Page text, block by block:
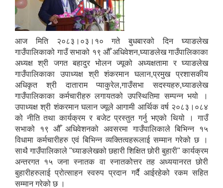
आज मिति २०८३।०३।१० गते बुधबारको दिन घ्याङलेख
गाउँपालिकाको गाउँ सभाको १९ औँ अधिवेशन,घ्याङलेख गाउँपालिकाका
अध्यक्ष श्री जगत बहादुर भोलन ज्यूको अध्यक्षतामा र घ्याङलेख
गाउँपालिकाका उपाध्यक्ष श्री शंकरमान घलान,प्रमुख प्रशासकीय
अधिकृत श्री दाताराम प्याकुरेल,गाउँसभा सदस्यहरु,घ्याङलेख
गाउँपालिकाका कर्मचारीहरु लगायतको उपस्थितिमा सम्पन्न भयो ।
उपाध्यक्ष श्री शंकरमान घलान ज्यूले आगामी आर्थिक वर्ष २०८३।०८४
को नीति तथा कार्यक्रम र बजेट प्रस्तुत गर्नु भएको थियो । गाउँ
सभाको १९ औँ अधिवेशनको अवसरमा गाउँपालिकाले बिभिन्न १५
विधामा कर्मचारीहरु एवं बिभिन्न व्यक्तित्वहरूलाई सम्मान गरेको छ ।
साथै गाउँपालिकाले "घ्याङलेखको छहारी शिक्षित छोरी बुहारी" कार्यक्रम
अन्तरगत १५ जना स्नातक वा स्नातकोत्तर तह अध्ययानरत छोरी
बुहारीहरुलाई प्रोत्साहन स्वरुप प्रदान गर्दै आईरहेको रकम सहित
सम्मान गरेको छ ।